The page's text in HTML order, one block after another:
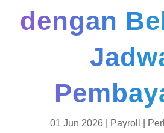
HUBUNGI KAMI
dengan
01 Jun 2026 | Payroll